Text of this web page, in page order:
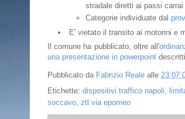
stradale diretti ai passi
Categorie individuate da
E' vietato il transito ai motorini e
Il comune ha pubblicato, oltre all'
una presentazione in powerpoint
Pubblicato da Fabrizio Reale alle
Etichette: dispositivi traffico napoli,
soccavo, ztl via epomeo